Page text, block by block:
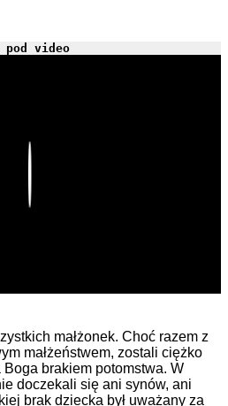
pod video
małżonek. Choć razem z
małżeństwem, zostali ciężko
brakiem potomstwa. W
doczekali się ani synów, ani
brak dziecka był uważany za